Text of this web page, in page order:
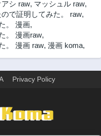
アシ raw, マッシュル raw,
で証明してみた。 raw,
。 漫画,
。 漫画raw,
。 漫画 raw, 漫画 koma,
Privacy Policy